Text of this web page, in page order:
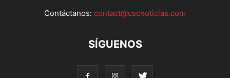
Contáctanos: contact@cscnoticias.com
SÍGUENOS